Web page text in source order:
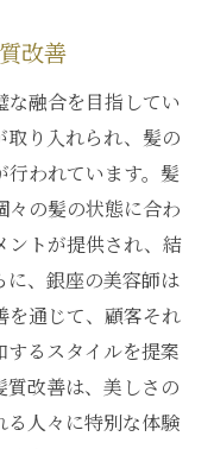
改善
な融合を目指してい
取り入れられ、髪の
われています。髪
々の髪の状態に合わ
ントが提供され、結
に、銀座の美容師は
を通じて、顧客それ
るスタイルを提案
質改善は、美しさの
る人々に特別な体験